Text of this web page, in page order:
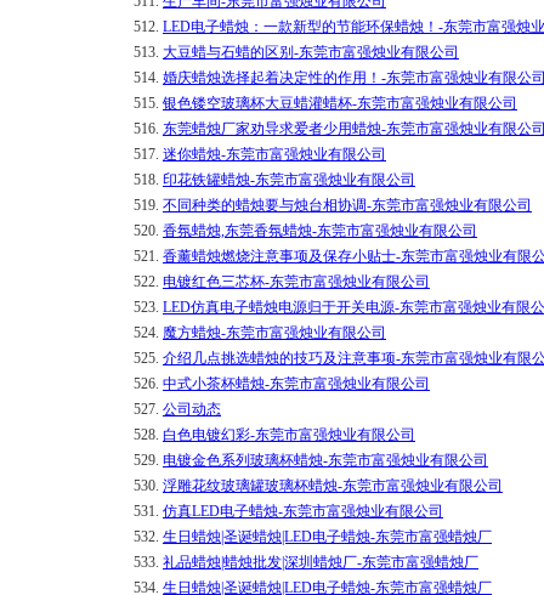
512. LED电子蜡烛：一款新型的节能环保蜡烛！-东莞市富强烛
513. 大豆蜡与石蜡的区别-东莞市富强烛业有限公司
514. 婚庆蜡烛选择起着决定性的作用！-东莞市富强烛业有限公
515. 银色镂空玻璃杯大豆蜡灌蜡杯-东莞市富强烛业有限公司
516. 东莞蜡烛厂家劝导求爱者少用蜡烛-东莞市富强烛业有限公
517. 迷你蜡烛-东莞市富强烛业有限公司
518. 印花铁罐蜡烛-东莞市富强烛业有限公司
519. 不同种类的蜡烛要与烛台相协调-东莞市富强烛业有限公司
520. 香氛蜡烛,东莞香氛蜡烛-东莞市富强烛业有限公司
521. 香薰蜡烛燃烧注意事项及保存小贴士-东莞市富强烛业有限
522. 电镀红色三芯杯-东莞市富强烛业有限公司
523. LED仿真电子蜡烛电源归于开关电源-东莞市富强烛业有限
524. 魔方蜡烛-东莞市富强烛业有限公司
525. 介绍几点挑选蜡烛的技巧及注意事项-东莞市富强烛业有限
526. 中式小茶杯蜡烛-东莞市富强烛业有限公司
527. 公司动态
528. 白色电镀幻彩-东莞市富强烛业有限公司
529. 电镀金色系列玻璃杯蜡烛-东莞市富强烛业有限公司
530. 浮雕花纹玻璃罐玻璃杯蜡烛-东莞市富强烛业有限公司
531. 仿真LED电子蜡烛-东莞市富强烛业有限公司
532. 生日蜡烛|圣诞蜡烛|LED电子蜡烛-东莞市富强蜡烛厂
533. 礼品蜡烛|蜡烛批发|深圳蜡烛厂-东莞市富强蜡烛厂
534. 生日蜡烛|圣诞蜡烛|LED电子蜡烛-东莞市富强蜡烛厂